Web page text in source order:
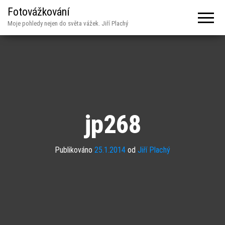
Fotovážkování
Moje pohledy nejen do světa vážek. Jiří Plachý
jp268
Publikováno 25.1.2014 od Jiří Plachý